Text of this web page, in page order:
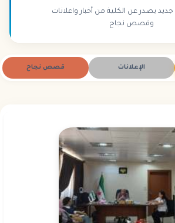
يصدر عن الكلية من أخبار واعلانات
وقصص نجاح
الإعلانات قصص نجاح